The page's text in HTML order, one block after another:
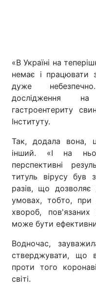
«В Україні на
немає і
дуже
дослідження
гастроентериту
Інституту.
Так, додала вона,
інший. «І на
перспективні
титуль вірусу був
разів, що
умовах, тобто, при
хвороб,
може бути
Водночас,
стверджувати, що
проти того
світі.